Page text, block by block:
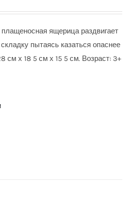
ящерица раздвигает
пытаясь казаться опаснее
см х 18 5 см х 15 5 см. Возраст: 3+